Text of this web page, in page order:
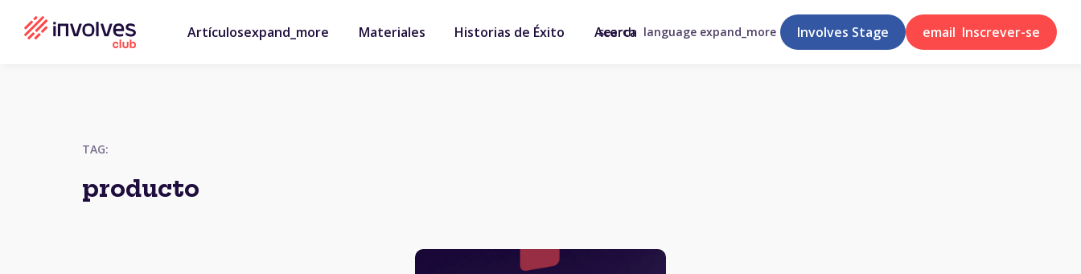
Artículosexpand_more Materiales Historias de Éxito Acerca
search language expand_more Involves Stage email Inscrever-se
TAG:
producto